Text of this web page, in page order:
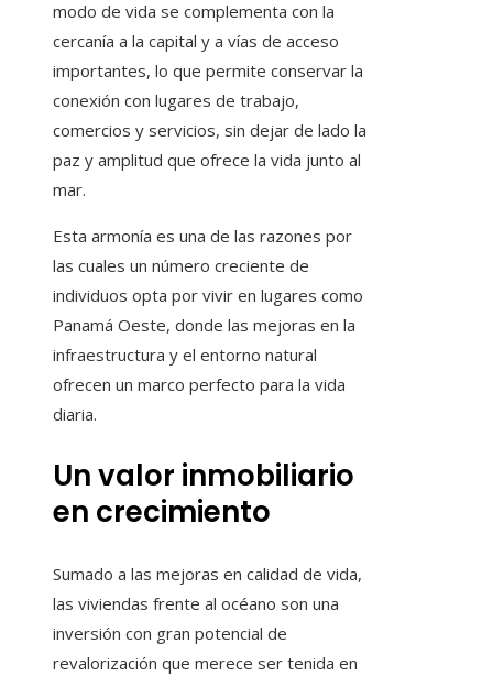
modo de vida se complementa con la
cercanía a la capital y a vías de acceso
importantes, lo que permite conservar la
conexión con lugares de trabajo,
comercios y servicios, sin dejar de lado la
paz y amplitud que ofrece la vida junto al
mar.
Esta armonía es una de las razones por
las cuales un número creciente de
individuos opta por vivir en lugares como
Panamá Oeste, donde las mejoras en la
infraestructura y el entorno natural
ofrecen un marco perfecto para la vida
diaria.
Un valor inmobiliario
en crecimiento
Sumado a las mejoras en calidad de vida,
las viviendas frente al océano son una
inversión con gran potencial de
revalorización que merece ser tenida en